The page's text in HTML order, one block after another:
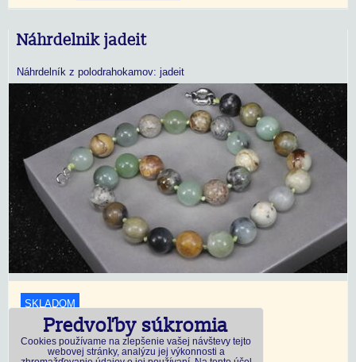
Náhrdelnik jadeit
Náhrdelník z polodrahokamov: jadeit
SKLADOM
18,45 €s DPH
Predvoľby súkromia
Cookies používame na zlepšenie vašej návštevy tejto
webovej stránky, analýzu jej výkonnosti a